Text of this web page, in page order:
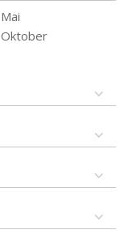
Mai
Oktober